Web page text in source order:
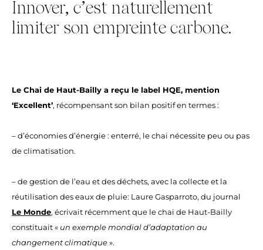
Innover, c’est naturellement
limiter son empreinte carbone.
Le Chai de Haut-Bailly a reçu le label HQE, mention
‘Excellent’, récompensant son bilan positif en termes :
– d’économies d’énergie : enterré, le chai nécessite peu ou pas
de climatisation.
– de gestion de l’eau et des déchets, avec la collecte et la
réutilisation des eaux de pluie: Laure Gasparroto, du journal
Le Monde, écrivait récemment que le chai de Haut-Bailly
constituait « un exemple mondial d’adaptation au
changement climatique».